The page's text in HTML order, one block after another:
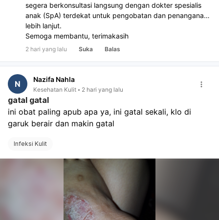
segera berkonsultasi langsung dengan dokter spesialis
anak (SpA) terdekat untuk pengobatan dan penanganan
lebih lanjut.
Semoga membantu, terimakasih
2 hari yang lalu Suka Balas
N Nazifa Nahla
Kesehatan Kulit 2 hari yang lalu
gatal gatal
ini obat paling apub apa ya, ini gatal sekali, klo di
garuk berair dan makin gatal
Infeksi Kulit